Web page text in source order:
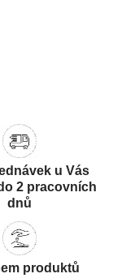
u Vás
2 pracovních
dnů
produktů